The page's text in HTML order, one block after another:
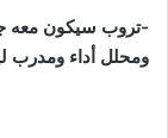
ومحلل أداء ومدرب